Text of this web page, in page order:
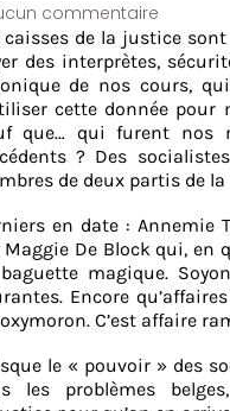
commentaire
caisses de la justice
des interprètes,
de nos cours,
cette donnée pour
que… qui furent nos
? Des
de deux partis de la
en date : Annemie
Maggie De Block qui, en
magique.
Encore
C’est affaire
le « pouvoir » des
les problèmes